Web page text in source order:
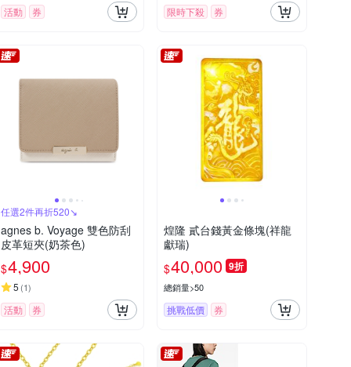
活動 券 限時下殺 券
任選2件再折520↘
agnes b. Voyage 雙色防刮
皮革短夾(奶茶色)
$4,900
5 (1)
活動 券
煌隆 貳台錢黃金條塊(祥龍
獻瑞)
$40,000 9折
總銷量>50
挑戰低價 券